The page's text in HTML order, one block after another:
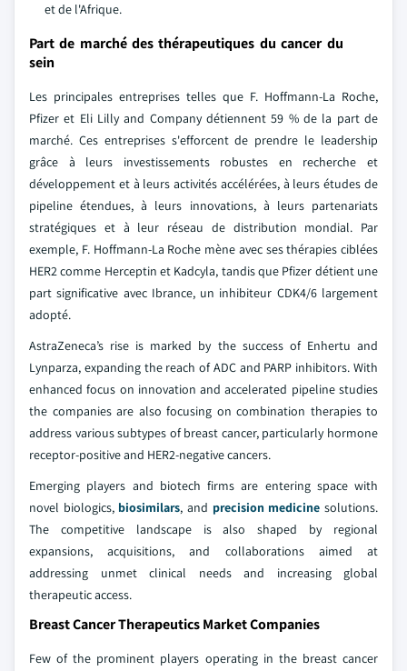
et de l'Afrique.
Part de marché des thérapeutiques du cancer du
sein
Les principales entreprises telles que F. Hoffmann-La Roche,
Pfizer et Eli Lilly and Company détiennent 59 % de la part de
marché. Ces entreprises s'efforcent de prendre le leadership
grâce à leurs investissements robustes en recherche et
développement et à leurs activités accélérées, à leurs études de
pipeline étendues, à leurs innovations, à leurs partenariats
stratégiques et à leur réseau de distribution mondial. Par
exemple, F. Hoffmann-La Roche mène avec ses thérapies ciblées
HER2 comme Herceptin et Kadcyla, tandis que Pfizer détient une
part significative avec Ibrance, un inhibiteur CDK4/6 largement
adopté.
AstraZeneca’s rise is marked by the success of Enhertu and
Lynparza, expanding the reach of ADC and PARP inhibitors. With
enhanced focus on innovation and accelerated pipeline studies
the companies are also focusing on combination therapies to
address various subtypes of breast cancer, particularly hormone
receptor-positive and HER2-negative cancers.
Emerging players and biotech firms are entering space with
novel biologics, biosimilars, and precision medicine solutions.
The competitive landscape is also shaped by regional
expansions, acquisitions, and collaborations aimed at
addressing unmet clinical needs and increasing global
therapeutic access.
Breast Cancer Therapeutics Market Companies
Few of the prominent players operating in the breast cancer